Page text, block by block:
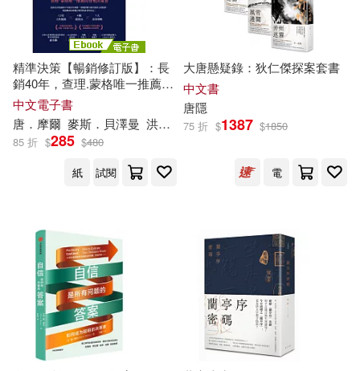
婦幼生活(717)
餐廚生活(763) 電子票證(19)
鞋包配件(1384) 票券(46)
寵物生活(867) 玲廊滿藝(20)
電子書(5235) 有聲書(270)
上海淘米網絡科技有限公司(127)
辰機唐紅豆(95) 唐家三少(87)
ころすけ(81)
（清）蘅塘退士(72)
黃易(69) 陳長海（主編）(68)
十文字青(64) 蔡東藩(63)
唐鏡(61)
SONY MUSIC(763)
中華書局(726)
商務印書館(672)
悅文社(662) Universal(582)
上海古籍出版社(571)
Naxos(520)
Warner Classics(489)
展開
配送方式 (可複選)
可海外宅配(48130)
可港澳店取(45768)
可新加坡店取(44727)
精準決策【暢銷修訂版】：長
銷40年，查理.蒙格唯一推薦的
管理決策書 (電子書)
中文電子書
唐 ． 摩爾 麥斯．貝澤曼 洪士美
85 折 $285 $480
紙
試閱
大唐懸疑錄：狄仁傑探案套書
中文書
唐隱
75 折 $1387 $1850
電